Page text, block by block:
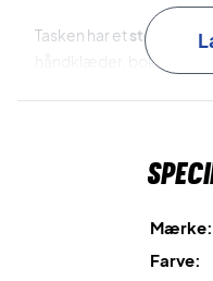
Tasken har etstort
håndklæder, bolde osv.
beskyttelse. Bagved
Bagerst på tasken ved
Mærke:
Farve: